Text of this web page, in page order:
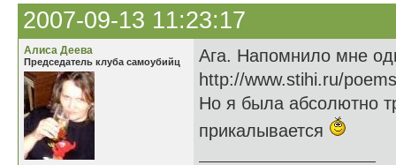
2007-09-13 11:23:17
Алиса Деева
Председатель клуба самоубийц
Ага. Напомнило мне
http://www.stihi.ru/
Но я была абсолютно
прикалывается